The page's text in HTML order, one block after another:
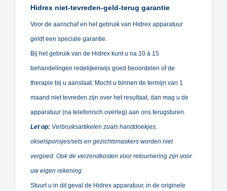
Hidrex niet-tevreden-geld-terug garantie
Voor de aanschaf en het gebruik van Hidrex apparatuur
geldt een speciale garantie.
Bij het gebruik van de Hidrex kunt u na 10 à 15
behandelingen redelijkerwijs goed beoordelen of de
therapie bij u aanslaat. Mocht u binnen de termijn van 1
maand niet tevreden zijn over het resultaat, dan mag u de
apparatuur (na telefonisch overleg) aan ons terugsturen.
Let op: Verbruiksartikelen zoals handdoekjes,
okselsponsjes/sets en gezichtsmaskers worden niet
vergoed. Ook de verzendkosten voor retournering zijn voor
uw eigen rekening.
Stuurt u in dit geval de Hidrex apparatuur, in de originele